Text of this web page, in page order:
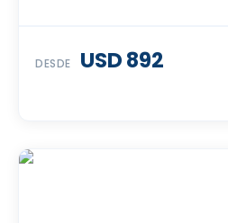
DESDE USD 892